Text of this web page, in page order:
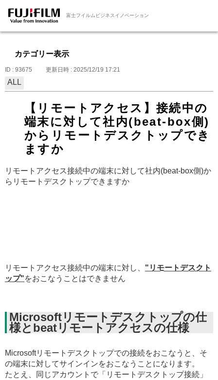
富士フイルムビジネスイノベーション
カテゴリー表示
ID : 93675 更新日時 : 2025/12/19 17:21
ALL
【リモートアクセス】接続中の
端末に対して社内(beat-box側)
からリモートデスクトップでき
ますか
リモートアクセス接続中の端末に対して社内(beat-box側)か
らリモートデスクトップできますか
リモートアクセス接続中の端末に対し、 "リモートデスクト
ップ"をおこなうことはできません
Microsoftリモートデスクトップの仕
様とbeatリモートアクセスの仕様
Microsoftリモートデスクトップでの接続をおこなうと、そ
の端末に対してサインインをおこなうことになります。
たとえ、同じアカウントで「リモートデスクトップ接続」